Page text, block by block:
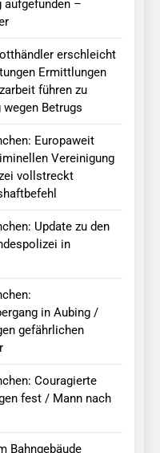
aufgefunden –
erschleicht
Ermittlungen
führen zu
Betrugs
Europaweit
Vereinigung
vollstreckt
Update zu den
in
in Aubing /
gefährlichen
Couragierte
fest / Mann nach
Bahngebäude